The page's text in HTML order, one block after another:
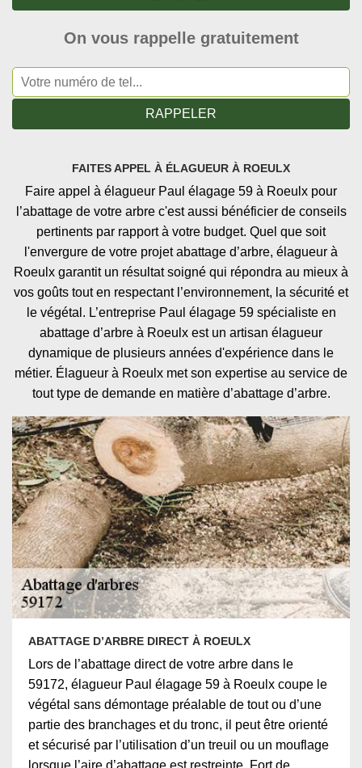
On vous rappelle gratuitement
FAITES APPEL À ÉLAGUEUR À ROEULX
Faire appel à élagueur Paul élagage 59 à Roeulx pour
l’abattage de votre arbre c'est aussi bénéficier de conseils
pertinents par rapport à votre budget. Quel que soit
l'envergure de votre projet abattage d’arbre, élagueur à
Roeulx garantit un résultat soigné qui répondra au mieux à
vos goûts tout en respectant l’environnement, la sécurité et
le végétal. L’entreprise Paul élagage 59 spécialiste en
abattage d’arbre à Roeulx est un artisan élagueur
dynamique de plusieurs années d'expérience dans le
métier. Élagueur à Roeulx met son expertise au service de
tout type de demande en matière d’abattage d’arbre.
ABATTAGE D’ARBRE DIRECT À ROEULX
Lors de l’abattage direct de votre arbre dans le
59172, élagueur Paul élagage 59 à Roeulx coupe le
végétal sans démontage préalable de tout ou d’une
partie des branchages et du tronc, il peut être orienté
et sécurisé par l’utilisation d’un treuil ou un mouflage
lorsque l’aire d’abattage est restreinte. Fort de